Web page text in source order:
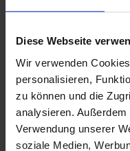
Diese Webseite
Wir verwenden
personalisieren,
zu können und die
analysieren.
Verwendung unserer
soziale Medien,
Sie sich gerne
herunterladen,
und
bringen.
Ihrer Anmeldung
ANMELDEBOGEN